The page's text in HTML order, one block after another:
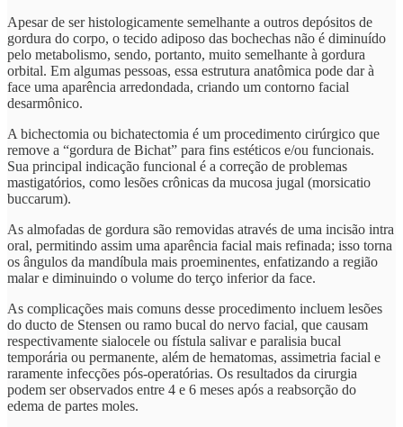
Apesar de ser histologicamente semelhante a outros depósitos de
gordura do corpo, o tecido adiposo das bochechas não é diminuído
pelo metabolismo, sendo, portanto, muito semelhante à gordura
orbital. Em algumas pessoas, essa estrutura anatômica pode dar à
face uma aparência arredondada, criando um contorno facial
desarmônico.
A bichectomia ou bichatectomia é um procedimento cirúrgico que
remove a “gordura de Bichat” para fins estéticos e/ou funcionais.
Sua principal indicação funcional é a correção de problemas
mastigatórios, como lesões crônicas da mucosa jugal (morsicatio
buccarum).
As almofadas de gordura são removidas através de uma incisão intra
oral, permitindo assim uma aparência facial mais refinada; isso torna
os ângulos da mandíbula mais proeminentes, enfatizando a região
malar e diminuindo o volume do terço inferior da face.
As complicações mais comuns desse procedimento incluem lesões
do ducto de Stensen ou ramo bucal do nervo facial, que causam
respectivamente sialocele ou fístula salivar e paralisia bucal
temporária ou permanente, além de hematomas, assimetria facial e
raramente infecções pós-operatórias. Os resultados da cirurgia
podem ser observados entre 4 e 6 meses após a reabsorção do
edema de partes moles.